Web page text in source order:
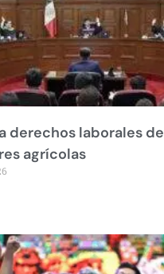
derechos laborales de
agrícolas